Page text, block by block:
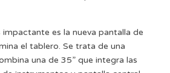
es la nueva pantalla de
el tablero. Se trata de una
una de 35” que integra las